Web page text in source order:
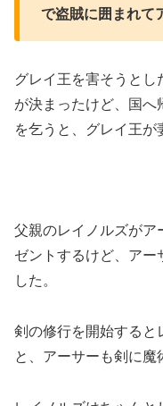
で盗賊に囲まれて
グレイ王を害そうとし
が決まったけど、国へ
を乞うと、グレイ王が
父親のレイノルズがア
ゼントするけど、アー
した。
剣の修行を開始すると
と、アーサーも剣に魔